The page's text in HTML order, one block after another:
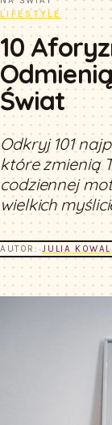
LIFESTYLE
10
Świat
Odkryj 101
które zmienią
codziennej
wielkich
AUTOR:JULIA